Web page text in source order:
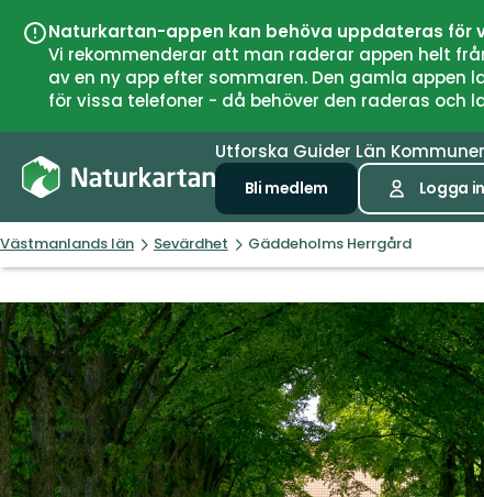
Naturkartan-appen kan behöva uppdateras för
Vi rekommenderar att man raderar appen helt
av en ny app efter sommaren. Den gamla
för vissa telefoner - då behöver den raderas och
Utforska Guider Län Kommuner
Bli medlem Logga in
Västmanlands län Sevärdhet Gäddeholms Herrgård